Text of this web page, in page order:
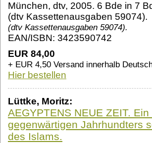
München, dtv, 2005. 6 Bde in 7
(dtv Kassettenausgaben 59074).
(dtv Kassettenausgaben 59074).
EAN/ISBN: 3423590742
EUR 84,00
+ EUR 4,50 Versand innerhalb
Hier bestellen
Lüttke, Moritz:
AEGYPTENS NEUE ZEIT.
gegenwärtigen Jahrhundters
des Islams.